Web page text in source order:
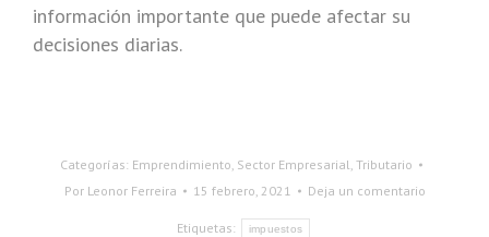
información importante que puede afectar su
decisiones diarias.
Categorías: Emprendimiento, Sector Empresarial, Tributario
Por Leonor Ferreira 15 febrero, 2021 Deja un comentario
Etiquetas: impuestos